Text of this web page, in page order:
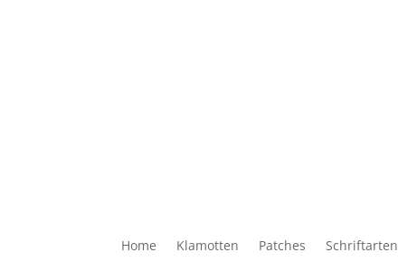
Home Klamotten Patches Schriftarten